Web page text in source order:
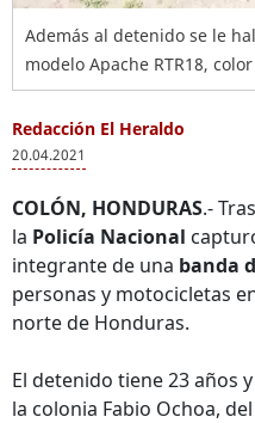
Además al detenido se le
modelo Apache RTR18,
Redacción El Heraldo
20.04.2021
COLÓN, HONDURAS.-
la Policía Nacional
integrante de una banda
personas y motocicletas
norte de Honduras.
El detenido tiene 23 años
la colonia Fabio Ochoa,